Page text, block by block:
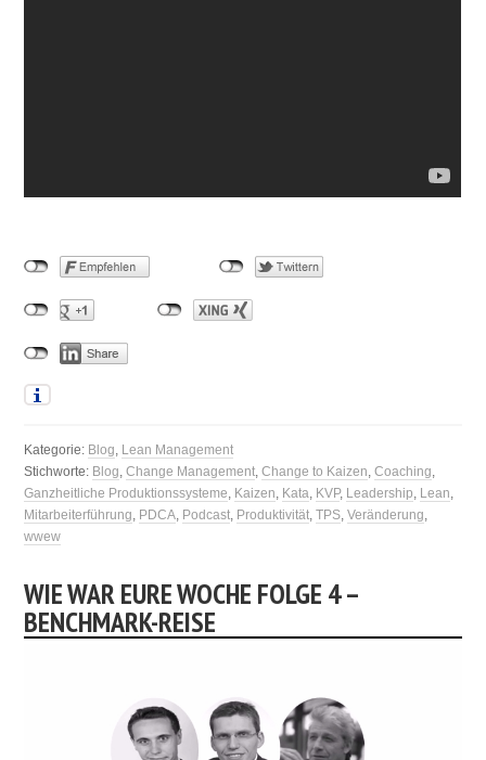
Kategorie: Blog Lean Management
Stichworte: Blog ,Change Management ,Change to Kaizen ,Coaching
Ganzheitliche Produktionssysteme Kaizen Kata KVP, Leadership Lean
Mitarbeiterführung PDCA Podcast Produktivität ,TPS ,Veränderung
wwew
WIE WAR EURE WOCHE FOLGE 4 –
BENCHMARK-REISE